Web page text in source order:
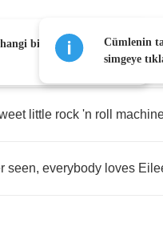
little rock 'n roll
seen, everybody loves
bir kelimeye
Cümlenin
simgeye